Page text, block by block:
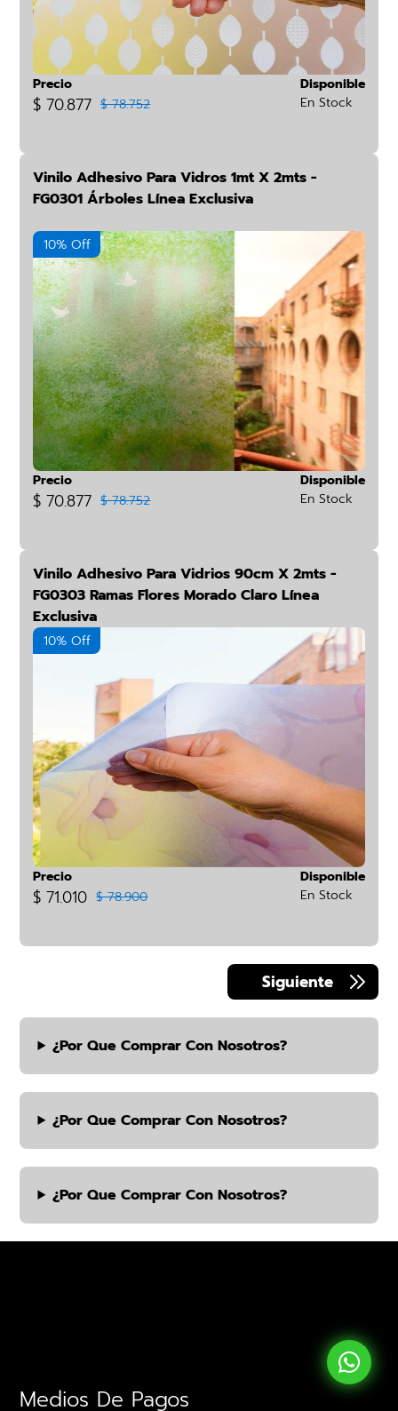
Precio
$ 70.877 $ 78.752
Disponible
En Stock
Vinilo Adhesivo Para Vidros 1mt X 2mts -
FG0301 Árboles Línea Exclusiva
10% Off
Precio
$ 70.877 $ 78.752
Disponible
En Stock
Vinilo Adhesivo Para Vidrios 90cm X 2mts -
FG0303 Ramas Flores Morado Claro Línea
Exclusiva
10% Off
Precio
$ 71.010 $ 78.900
Disponible
En Stock
¿por Que Comprar Con Nosotros?
¿por Que Comprar Con Nosotros?
¿por Que Comprar Con Nosotros?
Medios De Pagos